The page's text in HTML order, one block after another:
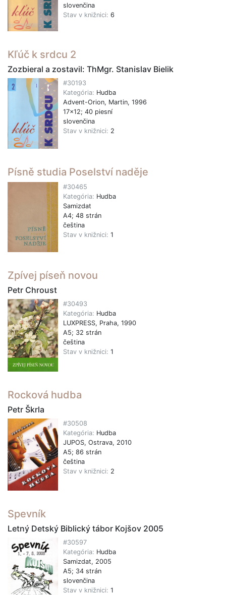
slovenčina
Stav v knižnici: 6
Kľúč k srdcu 2
Zozbieral a zostavil: ThMgr. Stanislav Bielik
#30193
Kategória: Hudba
Advent-Orion, Martin, 1996
17x12; 40 piesní
slovenčina
Stav v knižnici: 2
Písně studia Poselství naděje
#30465
Kategória: Hudba
Samizdat
A4; 48 strán
čeština
Stav v knižnici: 1
Zpívej píseň novou
Petr Chroust
#30493
Kategória: Hudba
LUXPRESS, Praha, 1990
A5; 32 strán
čeština
Stav v knižnici: 1
Rocková hudba
Petr Škrla
#30508
Kategória: Hudba
JUPOS, Ostrava, 2010
A5; 86 strán
čeština
Stav v knižnici: 2
Spevník
Letný Detský Biblický tábor Kojšov 2005
#30597
Kategória: Hudba
Samizdat, 2005
A5; 34 strán
slovenčina
Stav v knižnici: 1